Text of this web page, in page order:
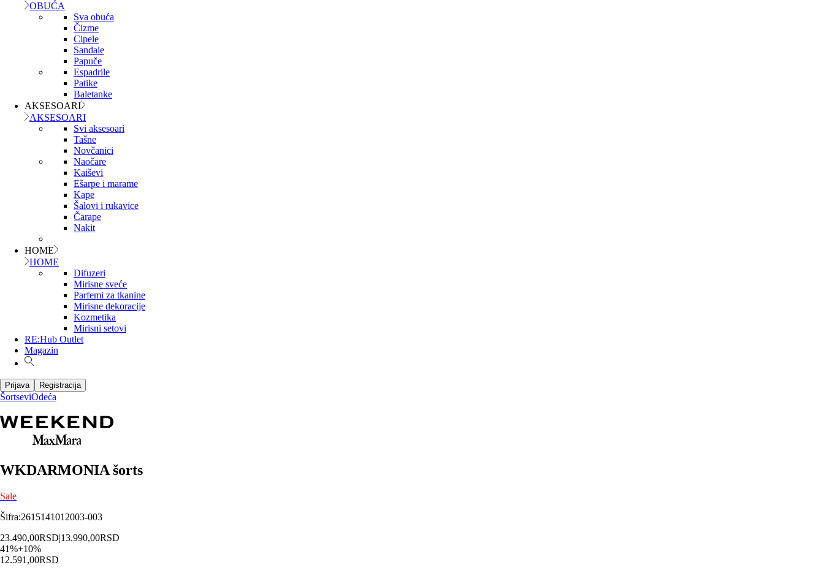
OBUĆA
Sva obuća
Čizme
Cipele
Sandale
Papuče
Espadrile
Patike
Baletanke
AKSESOARI
AKSESOARI
Svi aksesoari
Tašne
Novčanici
Naočare
Kaiševi
Ešarpe i marame
Kape
Šalovi i rukavice
Čarape
Nakit
HOME
HOME
Difuzeri
Mirisne sveće
Parfemi za tkanine
Mirisne dekoracije
Kozmetika
Mirisni setovi
RE:Hub Outlet
Magazin
Prijava Registracija
ŠortseviOdeća
WKDARMONIA šorts
Sale
Šifra:2615141012003-003
23.490,00RSD|13.990,00RSD
41%+10%
12.591,00RSD